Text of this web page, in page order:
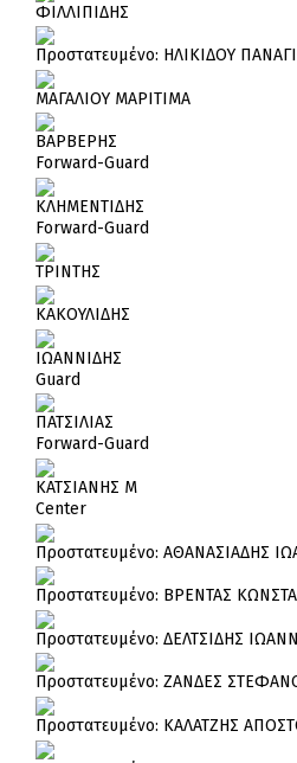
ΦΙΛΛΙΠΙΔΗΣ
Πρoστατευμένο: ΗΛΙΚΙΔΟΥ
ΜΑΓΑΛΙΟΥ ΜΑΡΙΤΙΜΑ
ΒΑΡΒΕΡΗΣ
Forward-Guard
ΚΛΗΜΕΝΤΙΔΗΣ
Forward-Guard
ΤΡΙΝΤΗΣ
ΚΑΚΟΥΛΙΔΗΣ
ΙΩΑΝΝΙΔΗΣ
Guard
ΠΑΤΣΙΛΙΑΣ
Forward-Guard
ΚΑΤΣΙΑΝΗΣ Μ
Center
Πρoστατευμένο: ΑΘΑΝΑΣΙΑΔΗΣ
Πρoστατευμένο: ΒΡΕΝΤΑΣ
Πρoστατευμένο: ΔΕΛΤΣΙΔΗΣ
Πρoστατευμένο: ΖΑΝΔΕΣ
Πρoστατευμένο: ΚΑΛΑΤΖΗΣ